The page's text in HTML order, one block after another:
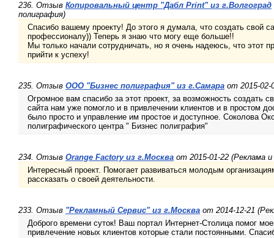
236. Отзыв Копировальный центр "Дабл Print" из г.Волгоград
полиграфия)
Спасибо вашему проекту! До этого я думала, что создать свой
профессионалу)) Теперь я знаю что могу еще больше!!
Мы только начали сотрудничать, но я очень надеюсь, что этот
прийти к успеху!
235. Отзыв ООО "Бизнес полиграфия" из г.Самара от 2015-02-
Огромное вам спасибо за этот проект, за возможность создать
сайта нам уже помогло и в привлечении клиентов и в простом
было просто и управление им простое и доступное. Соколова
полиграфического центра " Бизнес полиграфия"
234. Отзыв Orange Factory из г.Москва от 2015-01-22 (Реклама
Интересный проект. Помогает развиваться молодым
рассказать о своей деятельности.
233. Отзыв "Рекламный Сервис" из г.Москва от 2014-12-21
Доброго времени суток! Ваш портал Интернет-Столица помог
привлечение новых клиентов которые стали постоянными.